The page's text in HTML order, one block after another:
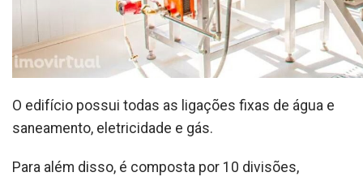
O edifício possui todas as ligações fixas de água e
saneamento, eletricidade e gás.
Para além disso, é composta por 10 divisões,